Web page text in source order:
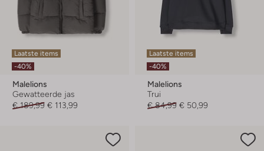
Laatste items
-40%
Malelions
Gewatteerde jas
€ 189,99 € 113,99
Laatste items
-40%
Malelions
Trui
€ 84,99 € 50,99